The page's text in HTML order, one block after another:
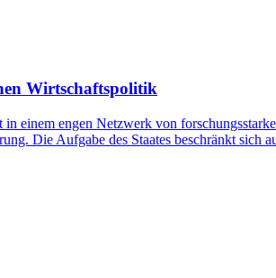
Wirtschaftspolitik
einem engen Netzwerk von
Die Aufgabe des Staates beschränkt